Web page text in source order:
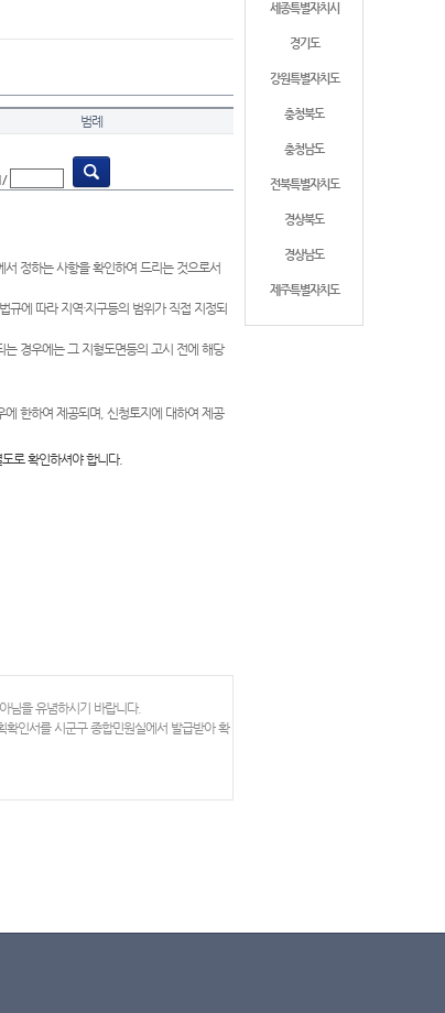
세종특별자치시
경기도
강원특별자치도
충청북도
충청남도
전북특별자치도
경상북도
경상남도
제주특별자치도
범례
서 정하는 사항을 확인하여 드리는 것으로서
규에 따라 지역·지구등의 범위가 직접 지정되
는 경우에는 그 지형도면등의 고시 전에 해당
한하여 제공되며, 신청토지에 대하여 제공
로 확인하셔야 합니다.
님을 유념하시기 바랍니다.
인서를 시군구 종합민원실에서 발급받아 확